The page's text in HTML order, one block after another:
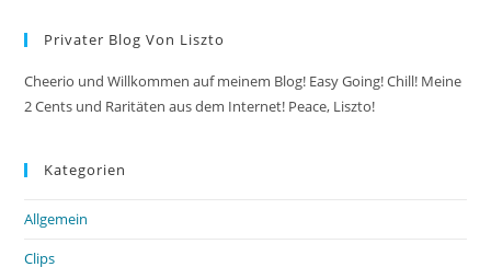
Privater Blog Von Liszto
Cheerio und Willkommen auf meinem Blog! Easy Going! Chill! Meine
2 Cents und Raritäten aus dem Internet! Peace, Liszto!
Kategorien
Allgemein
Clips